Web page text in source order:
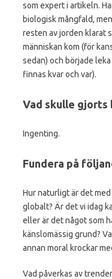
som expert i artikeln.
biologisk mångfald,
resten av jorden klarat
människan kom (för
sedan) och började
finnas kvar och var).
Vad skulle gjorts
Ingenting.
Fundera på
Hur naturligt är det
globalt? Är det vi idag
eller är det något som
känslomässig grund?
annan moral krockar
Vad påverkas av